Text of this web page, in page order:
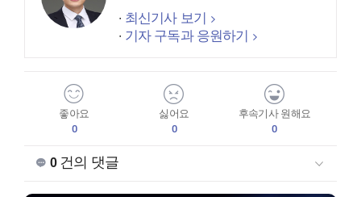
최신기사 보기
기자 구독과 응원하기
좋아요
0
싫어요
0
후속기사 원해요
0
0건의 댓글